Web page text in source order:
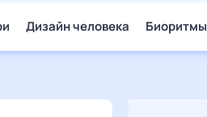
Дизайн человека Биоритмы